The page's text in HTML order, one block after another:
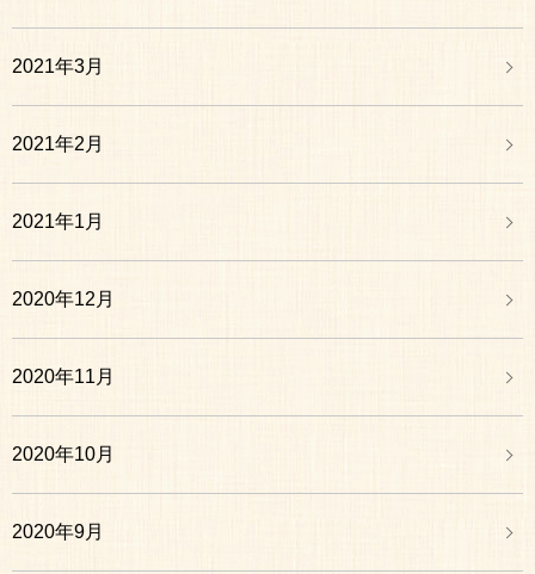
2021年3月
2021年2月
2021年1月
2020年12月
2020年11月
2020年10月
2020年9月